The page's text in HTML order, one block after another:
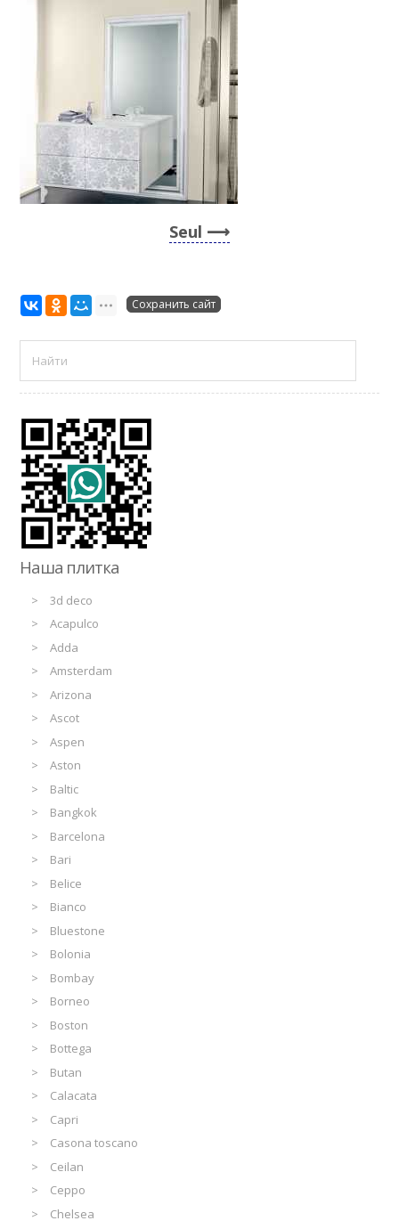
Seul
Сохранить сайт
Наша плитка
3d deco
Acapulco
Adda
Amsterdam
Arizona
Ascot
Aspen
Aston
Baltic
Bangkok
Barcelona
Bari
Belice
Bianco
Bluestone
Bolonia
Bombay
Borneo
Boston
Bottega
Butan
Calacata
Capri
Casona toscano
Ceilan
Ceppo
Chelsea